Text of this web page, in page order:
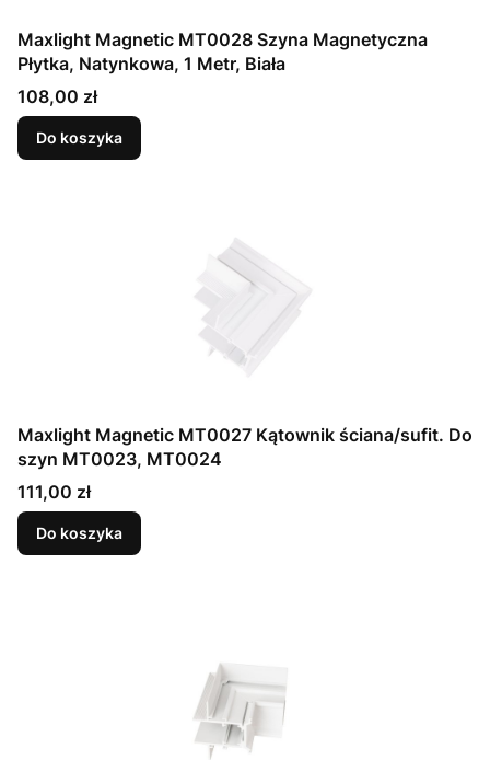
Maxlight Magnetic MT0028 Szyna Magnetyczna
Płytka, Natynkowa, 1 Metr, Biała
Cena
108,00 zł
Do koszyka
Maxlight Magnetic MT0027 Kątownik ściana/sufit. Do
szyn MT0023, MT0024
Cena
111,00 zł
Do koszyka